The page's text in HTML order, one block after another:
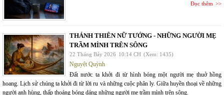
Đọc thêm
THÁNH THIÊN NỮ TƯỚNG - NHỮNG NGƯỜI MẸ
TRẦM MÌNH TRÊN SÔNG
22 Tháng Bảy 2026 10:14 CH (Xem: 1435)
Nguyệt Quỳnh
Đất nước ta khởi đi từ hình bóng một người mẹ thuở hồng
hoang. Lịch sử chúng ta khởi đi từ lời ru và những cuộc phân ly. Giữa huyền thoại về những
người anh hùng, thấp thoáng bóng dáng những người mẹ trầm mình trên sông.